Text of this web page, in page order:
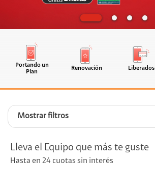
Portando un
Plan
Renovación Liberados
Mostrar filtros
Lleva el Equipo que más te guste
Hasta en 24 cuotas sin interés